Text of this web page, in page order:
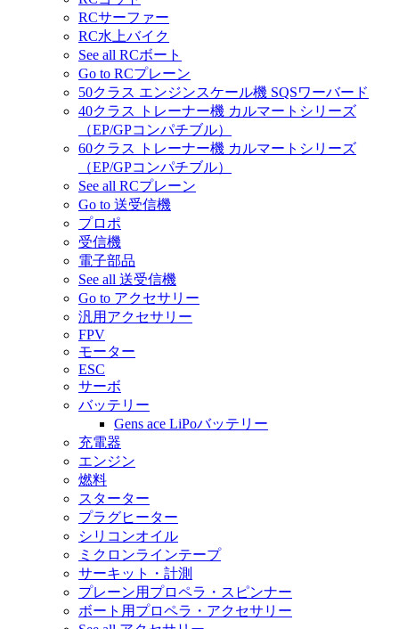
RCサーファー
RC水上バイク
See all RCボート
Go to RCプレーン
50クラス エンジンスケール機 SQSワーバード
40クラス トレーナー機 カルマートシリーズ
（EP/GPコンパチブル）
60クラス トレーナー機 カルマートシリーズ
（EP/GPコンパチブル）
See all RCプレーン
Go to 送受信機
プロポ
受信機
電子部品
See all 送受信機
Go to アクセサリー
汎用アクセサリー
FPV
モーター
ESC
サーボ
バッテリー
Gens ace LiPoバッテリー
充電器
エンジン
燃料
スターター
プラグヒーター
シリコンオイル
ミクロンラインテープ
サーキット・計測
プレーン用プロペラ・スピンナー
ボート用プロペラ・アクセサリー